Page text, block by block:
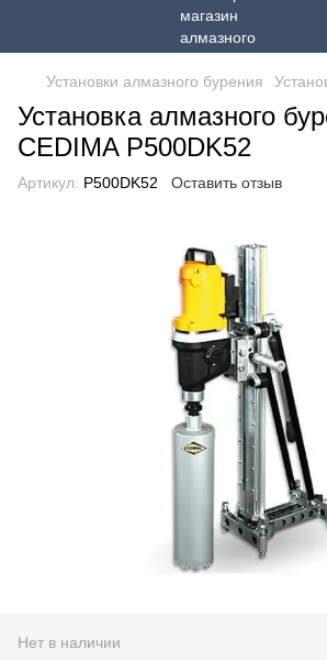
Установки алмазного бурения
Установка алмазного
CEDIMA P500DK52
Артикул: P500DK52 Оставить отзыв
Нет в наличии